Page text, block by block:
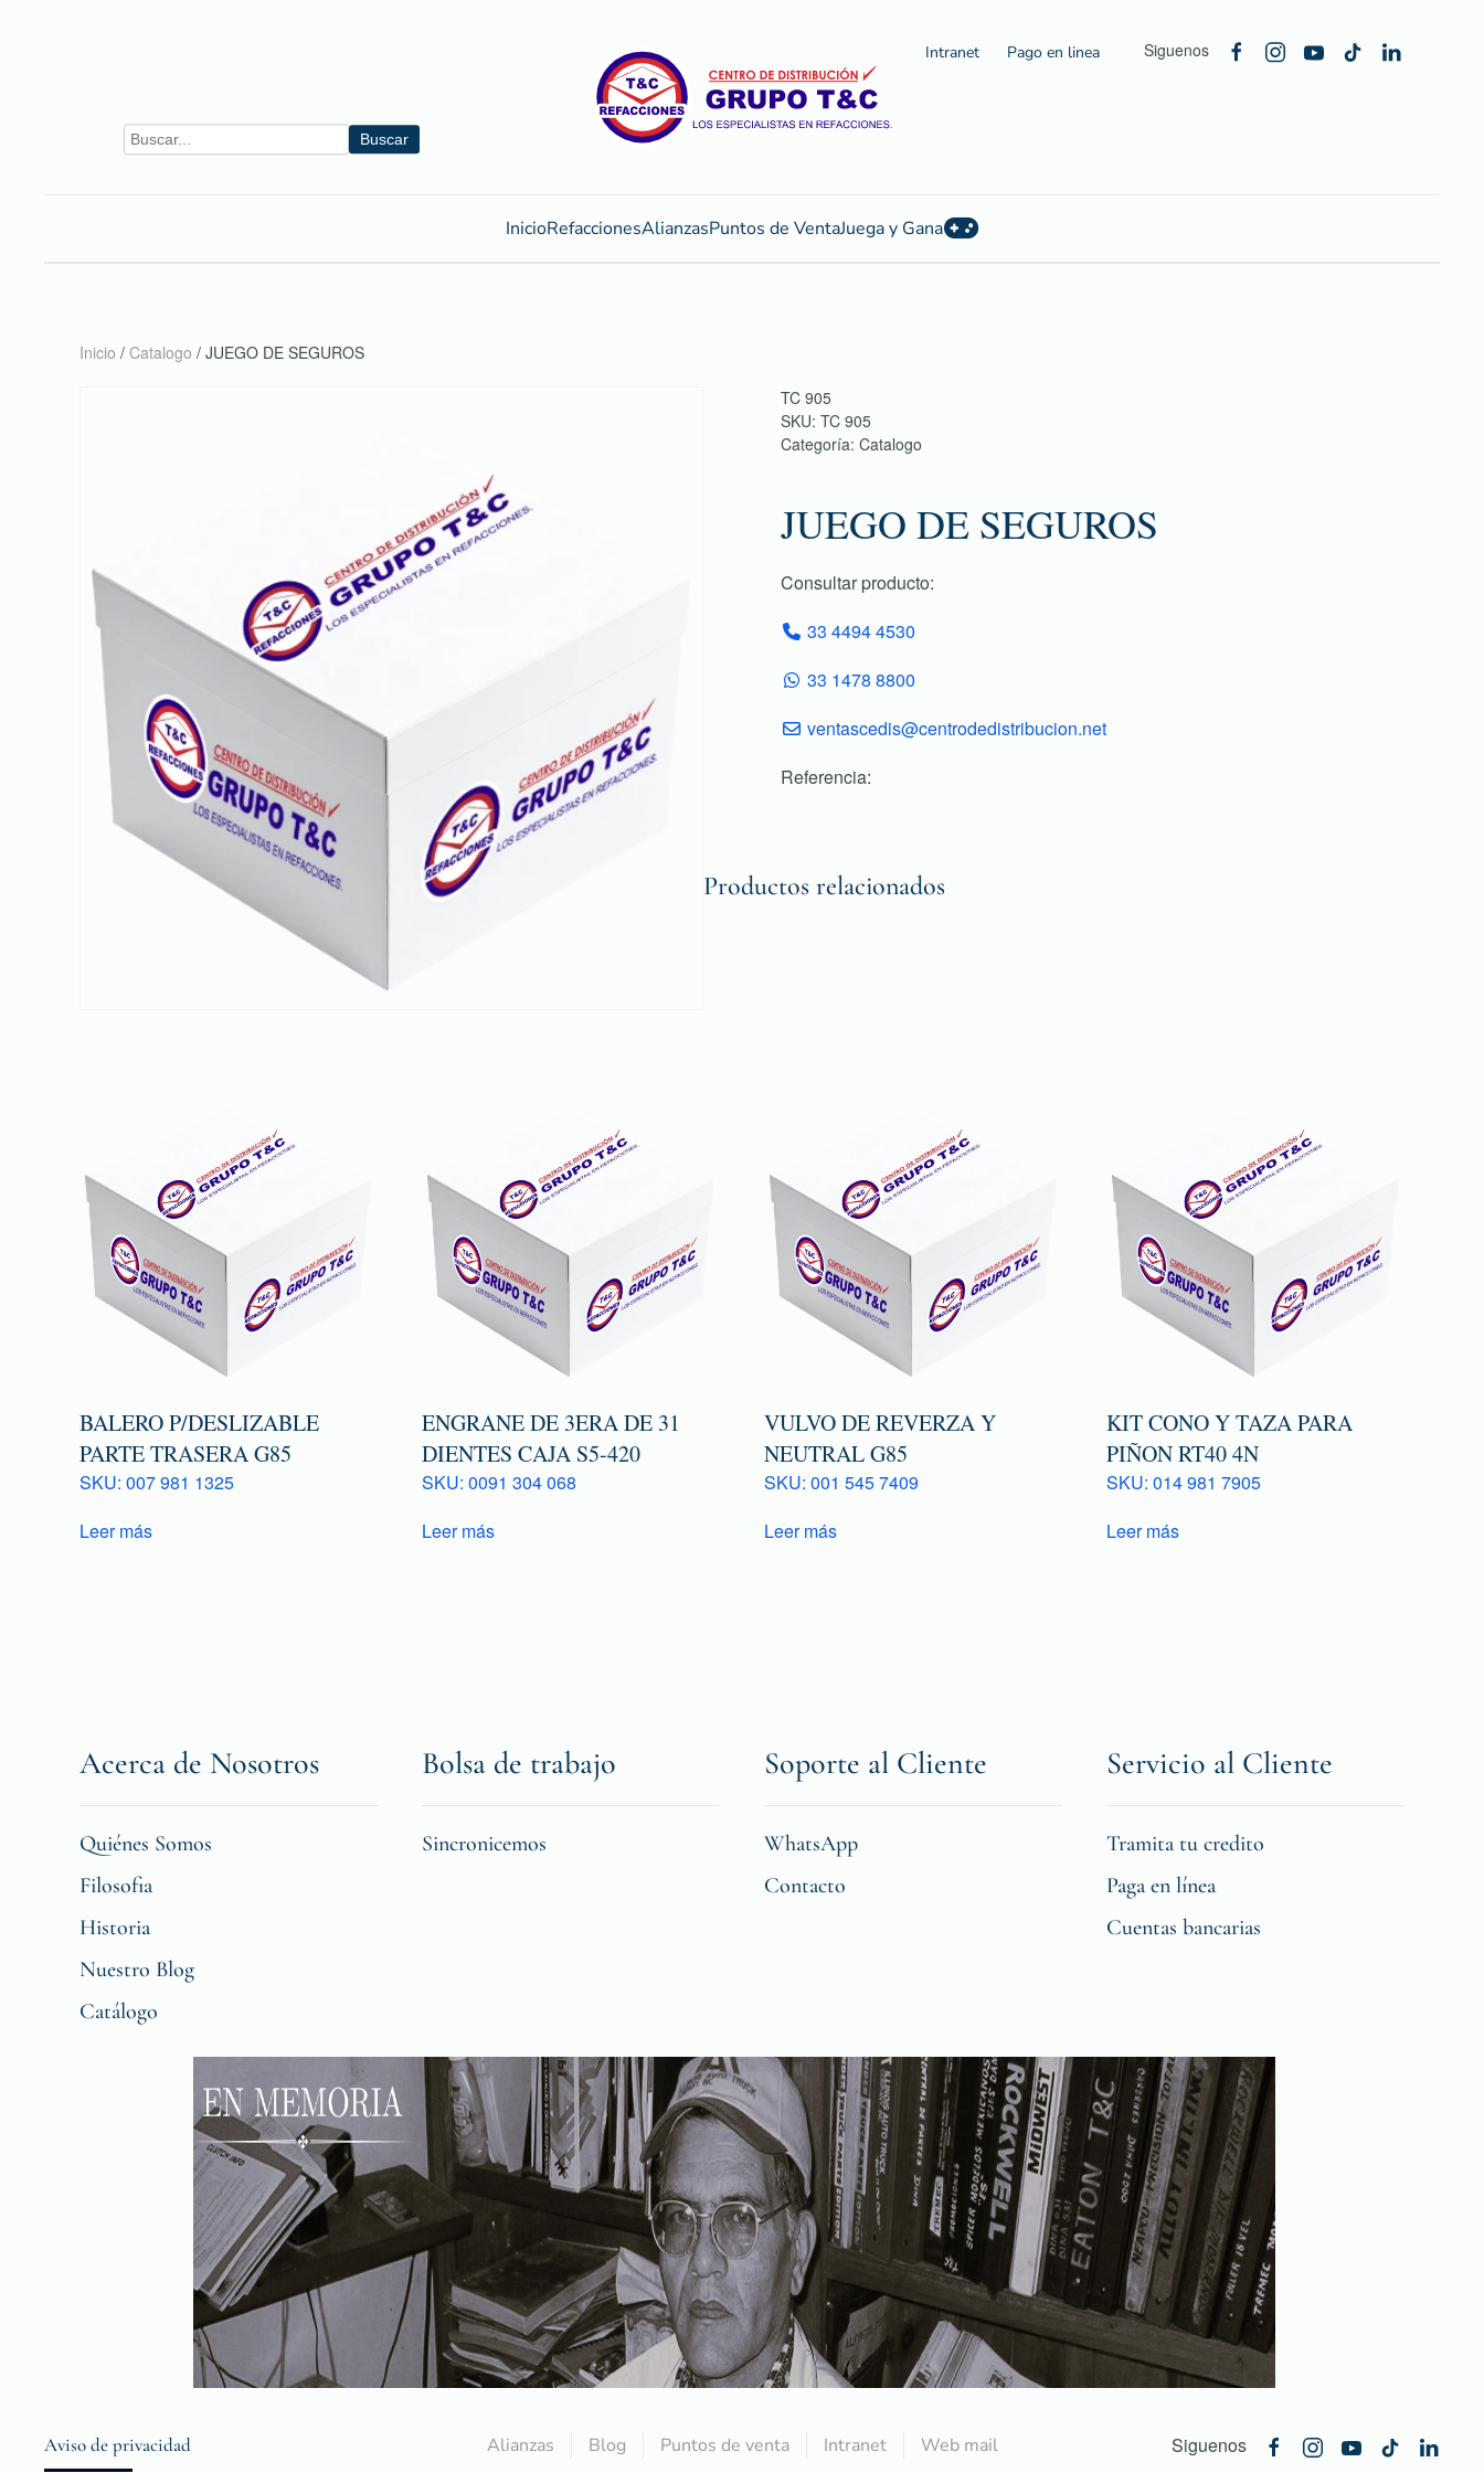
Buscar
Intranet Pago en linea Siguenos
InicioRefaccionesAlianzasPuntos de VentaJuega y Gana
Inicio / Catalogo / JUEGO DE SEGUROS
TC 905
SKU: TC 905
Categoría: Catalogo
JUEGO DE SEGUROS
Consultar producto:
33 4494 4530
33 1478 8800
ventascedis@centrodedistribucion.net
Referencia:
Productos relacionados
BALERO P/DESLIZABLE
PARTE TRASERA G85
SKU: 007 981 1325
Leer más
ENGRANE DE 3ERA DE 31
DIENTES CAJA S5-420
SKU: 0091 304 068
Leer más
VULVO DE REVERZA Y
NEUTRAL G85
SKU: 001 545 7409
Leer más
KIT CONO Y TAZA PARA
PIÑON RT40 4N
SKU: 014 981 7905
Leer más
Acerca de Nosotros
Quiénes Somos
Filosofia
Historia
Nuestro Blog
Catálogo
Bolsa de trabajo
Sincronicemos
Soporte al Cliente
WhatsApp
Contacto
Servicio al Cliente
Tramita tu credito
Paga en línea
Cuentas bancarias
Aviso de privacidad Alianzas Blog Puntos de venta Intranet Web mail Siguenos